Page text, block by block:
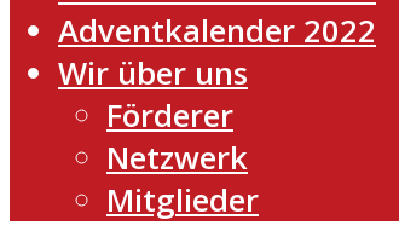
Adventkalender 2022
Wir über uns
Förderer
Netzwerk
Mitglieder